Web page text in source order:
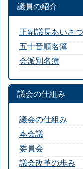
議員の紹介
正副議長あいさつ
五十音順名簿
会派別名簿
議会の仕組み
議会の仕組み
本会議
委員会
議会改革の歩み